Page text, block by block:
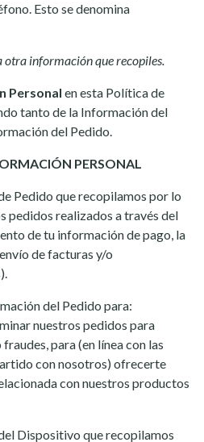
Esto se denomina
otra información que recopiles.
Personal en esta Política de
tanto de la Información del
del Pedido.
PERSONAL
Pedido que recopilamos por lo
pedidos realizados a través del
de tu información de pago, la
de facturas y/o
del Pedido para:
nuestros pedidos para
para (en línea con las
con nosotros) ofrecerte
con nuestros productos
Dispositivo que recopilamos